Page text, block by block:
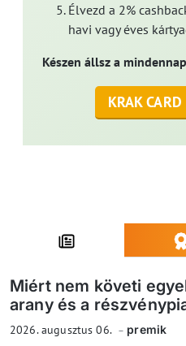
Élvezd a 2%
havi vagy éves
Készen állsz a
KRAK
Miért nem követi
arany és a
2026. augusztus 06. premik